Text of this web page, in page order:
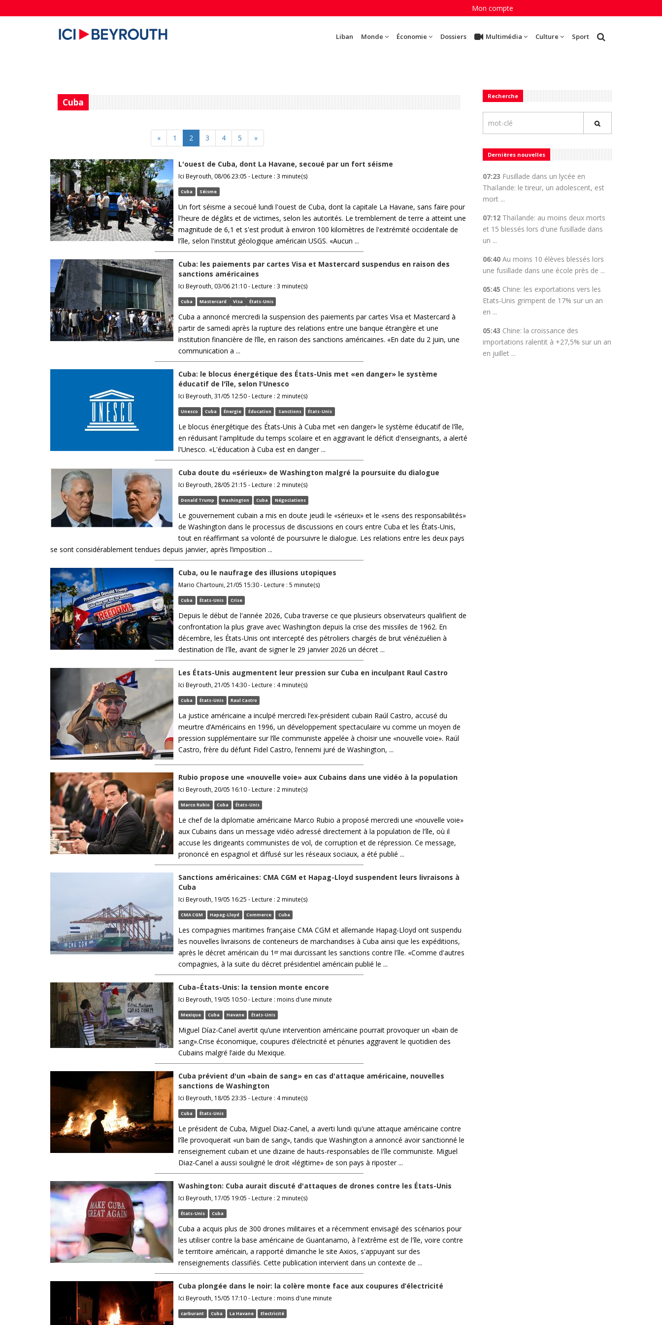
Mon compte
Liban Monde Économie Dossiers Multimédia Culture Sport
Cuba
« 1 2 3 4 5 »
L'ouest de Cuba, dont La Havane, secoué par un fort séisme
Ici Beyrouth, 08/06 23:05 - Lecture : 3 minute(s)
Cuba Séisme
Un fort séisme a secoué lundi l'ouest de Cuba, dont la capitale La Havane, sans faire pour
l'heure de dégâts et de victimes, selon les autorités. Le tremblement de terre a atteint une
magnitude de 6,1 et s'est produit à environ 100 kilomètres de l'extrémité occidentale de
l'île, selon l'institut géologique américain USGS. «Aucun ...
Cuba: les paiements par cartes Visa et Mastercard suspendus en raison des
sanctions américaines
Ici Beyrouth, 03/06 21:10 - Lecture : 3 minute(s)
Cuba Mastercard Visa États-Unis
Cuba a annoncé mercredi la suspension des paiements par cartes Visa et Mastercard à
partir de samedi après la rupture des relations entre une banque étrangère et une
institution financière de l’île, en raison des sanctions américaines. «En date du 2 juin, une
communication a ...
Cuba: le blocus énergétique des États-Unis met «en danger» le système
éducatif de l'île, selon l'Unesco
Ici Beyrouth, 31/05 12:50 - Lecture : 2 minute(s)
Unesco Cuba Énergie Éducation Sanctions États-Unis
Le blocus énergétique des États-Unis à Cuba met «en danger» le système éducatif de l'île,
en réduisant l'amplitude du temps scolaire et en aggravant le déficit d'enseignants, a alerté
l'Unesco. «L'éducation à Cuba est en danger ...
Cuba doute du «sérieux» de Washington malgré la poursuite du dialogue
Ici Beyrouth, 28/05 21:15 - Lecture : 2 minute(s)
Donald Trump Washington Cuba Négociations
Le gouvernement cubain a mis en doute jeudi le «sérieux» et le «sens des responsabilités»
de Washington dans le processus de discussions en cours entre Cuba et les États-Unis,
tout en réaffirmant sa volonté de poursuivre le dialogue. Les relations entre les deux pays
se sont considérablement tendues depuis janvier, après l’imposition ...
Cuba, ou le naufrage des illusions utopiques
Mario Chartouni, 21/05 15:30 - Lecture : 5 minute(s)
Cuba États-Unis Crise
Depuis le début de l'année 2026, Cuba traverse ce que plusieurs observateurs qualifient de
confrontation la plus grave avec Washington depuis la crise des missiles de 1962. En
décembre, les États-Unis ont intercepté des pétroliers chargés de brut vénézuélien à
destination de l'île, avant de signer le 29 janvier 2026 un décret ...
Les États-Unis augmentent leur pression sur Cuba en inculpant Raul Castro
Ici Beyrouth, 21/05 14:30 - Lecture : 4 minute(s)
Cuba États-Unis Raul Castro
La justice américaine a inculpé mercredi l’ex-président cubain Raúl Castro, accusé du
meurtre d’Américains en 1996, un développement spectaculaire vu comme un moyen de
pression supplémentaire sur l’île communiste appelée à choisir une «nouvelle voie». Raúl
Castro, frère du défunt Fidel Castro, l’ennemi juré de Washington, ...
Rubio propose une «nouvelle voie» aux Cubains dans une vidéo à la population
Ici Beyrouth, 20/05 16:10 - Lecture : 2 minute(s)
Marco Rubio Cuba États-Unis
Le chef de la diplomatie américaine Marco Rubio a proposé mercredi une «nouvelle voie»
aux Cubains dans un message vidéo adressé directement à la population de l'île, où il
accuse les dirigeants communistes de vol, de corruption et de répression. Ce message,
prononcé en espagnol et diffusé sur les réseaux sociaux, a été publié ...
Sanctions américaines: CMA CGM et Hapag-Lloyd suspendent leurs livraisons à
Cuba
Ici Beyrouth, 19/05 16:25 - Lecture : 2 minute(s)
CMA CGM Hapag-Lloyd Commerce Cuba
Les compagnies maritimes française CMA CGM et allemande Hapag-Lloyd ont suspendu
les nouvelles livraisons de conteneurs de marchandises à Cuba ainsi que les expéditions,
après le décret américain du 1ᵉʳ mai durcissant les sanctions contre l'île. «Comme d'autres
compagnies, à la suite du décret présidentiel américain publié le ...
Cuba–États-Unis: la tension monte encore
Ici Beyrouth, 19/05 10:50 - Lecture : moins d'une minute
Mexique Cuba Havane États-Unis
Miguel Díaz-Canel avertit qu’une intervention américaine pourrait provoquer un «bain de
sang».Crise économique, coupures d’électricité et pénuries aggravent le quotidien des
Cubains malgré l’aide du Mexique.
Cuba prévient d'un «bain de sang» en cas d'attaque américaine, nouvelles
sanctions de Washington
Ici Beyrouth, 18/05 23:35 - Lecture : 4 minute(s)
Cuba États-Unis
Le président de Cuba, Miguel Diaz-Canel, a averti lundi qu'une attaque américaine contre
l'île provoquerait «un bain de sang», tandis que Washington a annoncé avoir sanctionné le
renseignement cubain et une dizaine de hauts-responsables de l'île communiste. Miguel
Diaz-Canel a aussi souligné le droit «légitime» de son pays à riposter ...
Washington: Cuba aurait discuté d'attaques de drones contre les États-Unis
Ici Beyrouth, 17/05 19:05 - Lecture : 2 minute(s)
États-Unis Cuba
Cuba a acquis plus de 300 drones militaires et a récemment envisagé des scénarios pour
les utiliser contre la base américaine de Guantanamo, à l'extrême est de l'île, voire contre
le territoire américain, a rapporté dimanche le site Axios, s'appuyant sur des
renseignements classifiés. Cette publication intervient dans un contexte de ...
Cuba plongée dans le noir: la colère monte face aux coupures d’électricité
Ici Beyrouth, 15/05 17:10 - Lecture : moins d'une minute
carburant Cuba La Havane Electricité
Recherche
Dernières nouvelles
07:23 Fusillade dans un lycée en
Thaïlande: le tireur, un adolescent, est
mort ...
07:12 Thaïlande: au moins deux morts
et 15 blessés lors d'une fusillade dans
un ...
06:40 Au moins 10 élèves blessés lors
une fusillade dans une école près de ...
05:45 Chine: les exportations vers les
Etats-Unis grimpent de 17% sur un an
en ...
05:43 Chine: la croissance des
importations ralentit à +27,5% sur un an
en juillet ...